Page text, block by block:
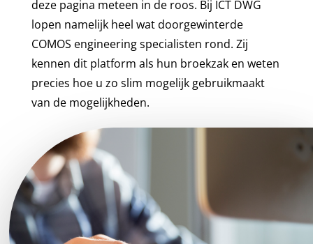
deze pagina meteen in de roos. Bij ICT DWG
lopen namelijk heel wat doorgewinterde
COMOS engineering specialisten rond. Zij
kennen dit platform als hun broekzak en weten
precies hoe u zo slim mogelijk gebruikmaakt
van de mogelijkheden.